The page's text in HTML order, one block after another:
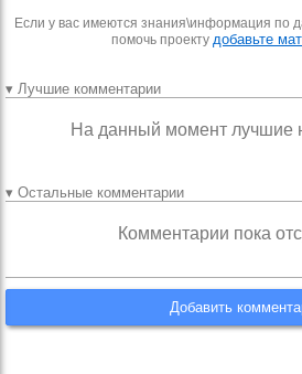
Если у вас имеются знания\информация по
помочь проекту добавьте
▾ Лучшие комментарии
На данный момент лучшие
▾ Остальные комментарии
Комментарии пока
Добавить